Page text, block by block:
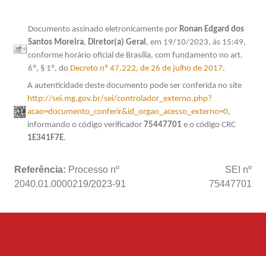
Documento assinado eletronicamente por Ronan Edgard dos
Santos Moreira, Diretor(a) Geral , em 19/10/2023, às 15:49,
conforme horário oficial de Brasília, com fundamento no art.
6º, § 1º, do Decreto nº 47.222, de 26 de julho de 2017.
A autenticidade deste documento pode ser conferida no site
http://sei.mg.gov.br/sei/controlador_externo.php?
acao=documento_conferir&id_orgao_acesso_externo=0,
informando o código verificador 75447701 e o código CRC
1E341F7E.
Referência: Processo nº
2040.01.0000219/2023-91
SEI nº
75447701